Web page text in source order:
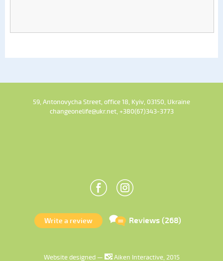
59, Antonovycha Street, office 18, Kyiv, 03150, Ukraine
changeonelife@ukr.net, +380(67)343-3773
Write a review Reviews (268)
Website designed — Aiken Interactive, 2015